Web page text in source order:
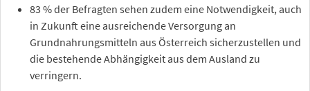
83 % der Befragten sehen zudem eine Notwendigkeit, auch
in Zukunft eine ausreichende Versorgung an
Grundnahrungsmitteln aus Österreich sicherzustellen und
die bestehende Abhängigkeit aus dem Ausland zu
verringern.